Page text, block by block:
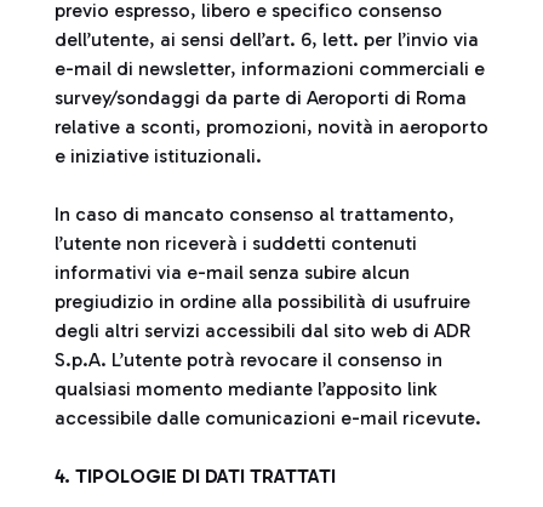
previo espresso, libero e specifico consenso
dell’utente, ai sensi dell’art. 6, lett. per l’invio via
e-mail di newsletter, informazioni commerciali e
survey/sondaggi da parte di Aeroporti di Roma
relative a sconti, promozioni, novità in aeroporto
e iniziative istituzionali.
In caso di mancato consenso al trattamento,
l’utente non riceverà i suddetti contenuti
informativi via e-mail senza subire alcun
pregiudizio in ordine alla possibilità di usufruire
degli altri servizi accessibili dal sito web di ADR
S.p.A. L’utente potrà revocare il consenso in
qualsiasi momento mediante l’apposito link
accessibile dalle comunicazioni e-mail ricevute.
4. TIPOLOGIE DI DATI TRATTATI